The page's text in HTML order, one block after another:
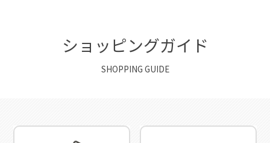
ショッピングガイド
SHOPPING GUIDE